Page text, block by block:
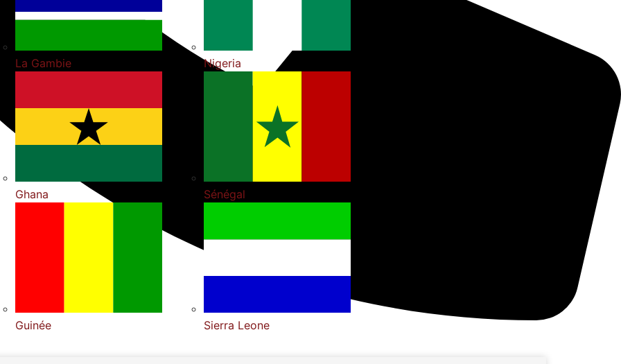
La Gambie
Ghana
Guinée
Nigeria
Sénégal
Sierra Leone